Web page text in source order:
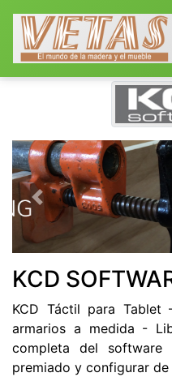
Previous
KCD
KCD Táctil para
armarios a medida -
completa del software
premiado y configurar